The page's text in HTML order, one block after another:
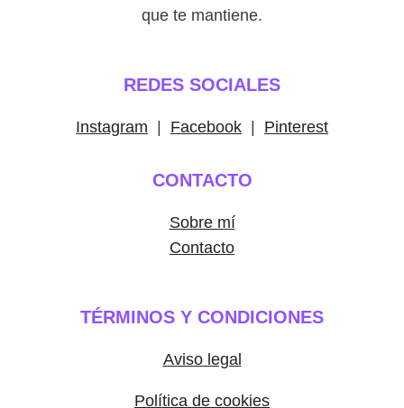
que te mantiene.
REDES SOCIALES
Instagram Facebook Pinterest
CONTACTO
Sobre mí
Contacto
TÉRMINOS Y CONDICIONES
Aviso legal
Política de cookies